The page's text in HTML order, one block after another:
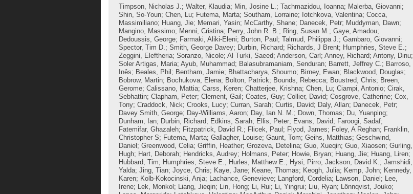
Timpson, Nicholas J.; Walter, Klaudia; Min, Josine L.; Tachmazidou, Ioanna; Malerba, Giovanni;
Shin, So-Youn; Chen, Lu; Futema, Marta; Southam, Lorraine; Iotchkova, Valentina; Cocca,
Massimiliano; Huang, Jie; Memari, Yasin; McCarthy, Shane; Danecek, Petr; Muddyman, Dawn;
Mangino, Massimo; Menni, Cristina; Perry, John R. B.; Ring, Susan M.; Gaye, Amadou;
Dedoussis, George; Farmaki, Aliki-Eleni; Burton, Paul ; Talmud, Philippa J.; Gambaro, Giovanni;
Spector, Tim D.; Smith, George Davey; Durbin, Richard; Richards, J Brent; Humphries, Steve E.;
Zeggini, Eleftheria; Soranzo, Nicole; Al Turki, Saeed; Anderson, Carl ; Anney, Richard; Antony, Dinu;
Soler Artigas, Maria; Ayub, Muhammad; Balasubramaniam, Senduran; Barrett, Jeffrey C.; Barroso,
Inês; Beales, Phil ; Bentham, Jamie; Bhattacharya, Shoumo; Birney, Ewan; Blackwood, Douglas;
Bobrow, Martin; Bochukova, Elena; Bolton, Patrick; Bounds, Rebecca; Boustred, Chris; Breen,
Gerome; Calissano, Mattia; Carss, Keren; Chatterjee, Krishna; Chen, Lu; Ciampi, Antonio; Cirak,
Sebhattin; Clapham, Peter; Clement, Gail ; Coates, Guy; Collier, David; Cosgrove, Catherine; Cox,
Tony; Craddock, Nick; Crooks, Lucy; Curran, Sarah; Curtis, David; Daly, Allan; Danecek, Petr;
Davey Smith, George; Day-Williams, Aaron; Day, Ian N. M.; Down, Thomas; Du, Yuanping;
Dunham, Ian; Durbin, Richard; Edkins, Sarah; Ellis, Peter; Evans, David; Faroogi, Sadaf;
Fatemifar, Ghazaleh; Fitzpatrick, David R.; Flicek, Paul ; Flyod, James; Foley, A Reghan; Franklin,
Christopher S; Futema, Marta; Gallagher, Louise; Gaunt, Tom; Geihs, Matthias; Geschwind,
Daniel ; Greenwood, Celia; Griffin, Heather; Grozeva, Detelina; Guo, Xueqin; Guo, Xiaosen; Gurling,
Hugh; Hart, Deborah; Hendricks, Audrey; Holmans, Peter; Howie, Bryan; Huang, Jie; Huang, Liren;
Hubbard, Tim; Humphries, Steve E.; Hurles, Matthew E.; Hysi, Pirro; Jackson, David K.; Jamshidi,
Yalda; Jing, Tian; Joyce, Chris; Kaye, Jane; Keane, Thomas; Keogh, Julia; Kemp, John; Kennedy,
Karen; Kolb-Kokocinski, Anja; Lachance, Genevieve; Langford, Cordelia; Lawson, Daniel ; Lee,
Irene; Lek, Monkol ; Liang, Jieqin; Lin, Hong; Li, Rui; Li, Yingrui; Liu, Ryan; Lönnqvist, Jouko;